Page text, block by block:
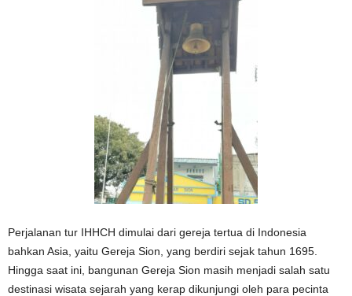
Perjalanan tur IHHCH dimulai dari gereja tertua di Indonesia
bahkan Asia, yaitu Gereja Sion, yang berdiri sejak tahun 1695.
Hingga saat ini, bangunan Gereja Sion masih menjadi salah satu
destinasi wisata sejarah yang kerap dikunjungi oleh para pecinta